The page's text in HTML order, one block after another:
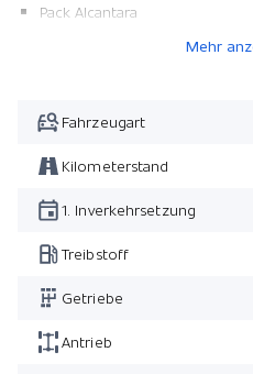
Pack Alcantara
Peugeot i-Connect Advanced
Mehr
Fahrzeugart
Kilometerstand
1. Inverkehrsetzung
Treibstoff
Getriebe
Antrieb